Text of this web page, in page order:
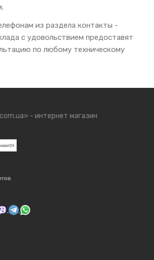
из раздела контакты -
с удовольствием предоставят
по любому техническому
- интернет магазин